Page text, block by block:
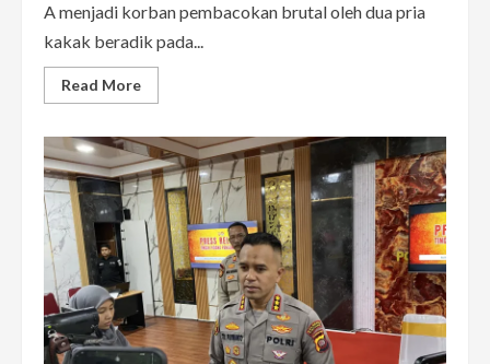
A menjadi korban pembacokan brutal oleh dua pria
kakak beradik pada...
Read MoreRead
more
86
Jahitan,
Kondisi
Korban
Pembacokan
Kakak
Adik
di
Pontianak
Kritis